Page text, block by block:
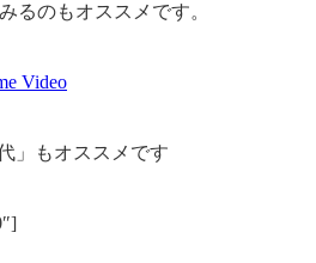
るのもオススメです。
Video
」もオススメです